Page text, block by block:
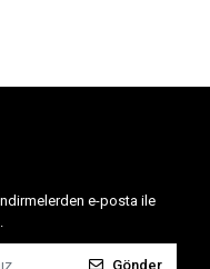
e-posta ile
Gönder